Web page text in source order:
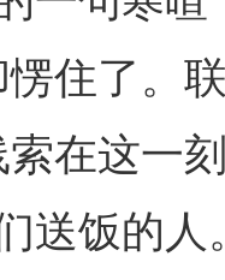
愣住了。
在这一
送饭的人